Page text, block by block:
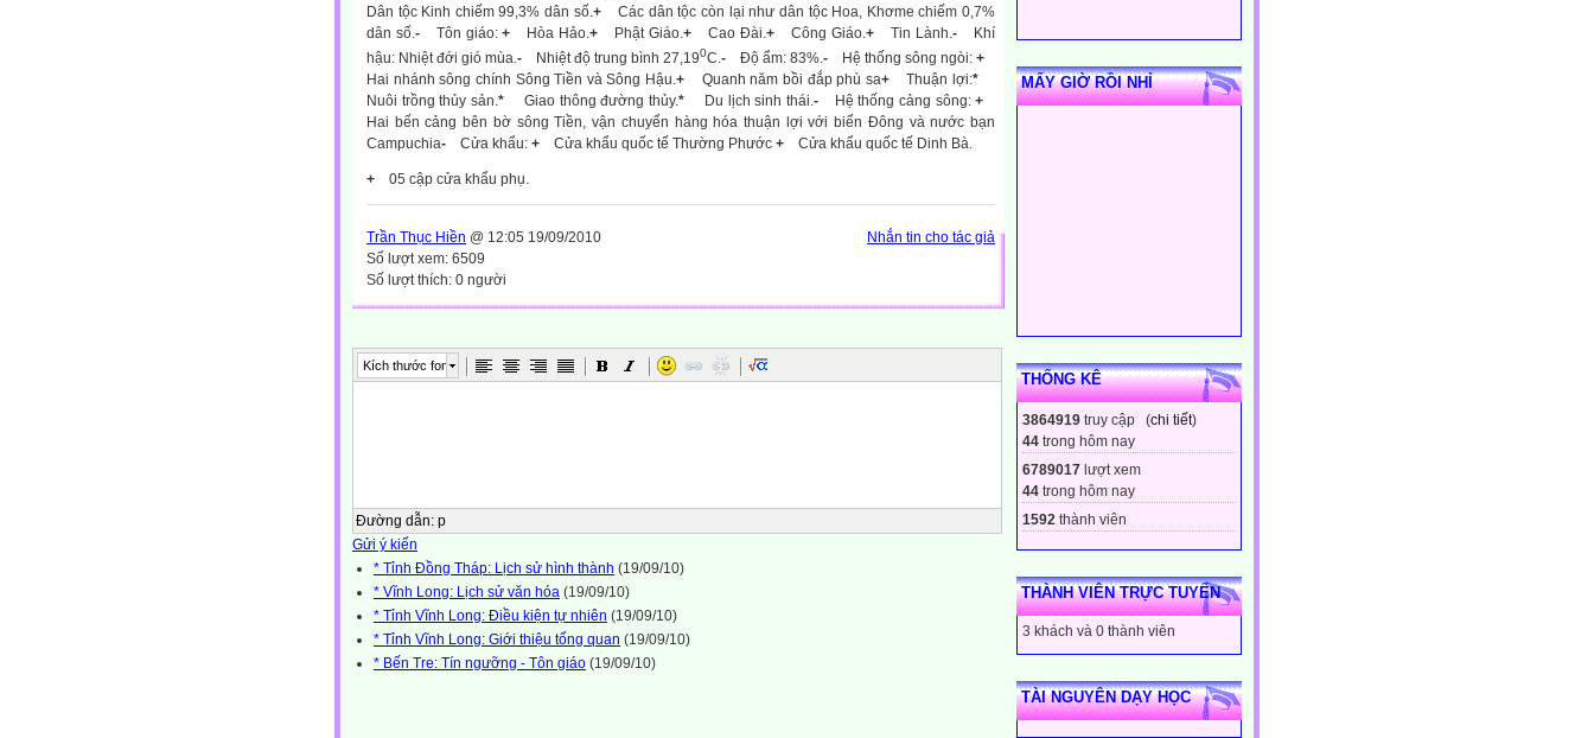
MẤY GIỜ RỒI NHỈ
THỐNG KÊ
3864919 truy cập (chi tiết)
44 trong hôm nay
6789017 lượt xem
44 trong hôm nay
1592 thành viên
THÀNH VIÊN TRỰC TUYẾN
3 khách và 0 thành viên
TÀI NGUYÊN DẠY HỌC
Dân tộc Kinh chiếm 99,3% dân số.+
Các dân tộc còn lại như dân tộc Hoa, Khơme chiếm 0,7%
dân số.- Tôn giáo: + Hòa Hảo.+ Phật Giáo.+ Cao Đài.+ Công Giáo.+ Tin Lành.-
Khí
hậu: Nhiệt đới gió mùa.- Nhiệt độ trung bình 27,190C.- Độ ẩm: 83%.- Hệ thống sông ngòi: +
Hai nhánh sông chính Sông Tiền và Sông Hậu.+ Quanh năm bồi đắp phù sa+ Thuận lợi:*
Nuôi trồng thủy sản.* Giao thông đường thủy.* Du lịch sinh thái.- Hệ thống cảng sông: +
Hai bến cảng bên bờ sông Tiền, vận chuyển hàng hóa thuận lợi với biển Đông và nước bạn
Campuchia- Cửa khẩu: + Cửa khẩu quốc tế Thường Phước + Cửa khẩu quốc tế Dinh Bà.
+ 05 cập cửa khẩu phụ.
Nhắn tin cho tác giả
Trần Thục Hiền @ 12:05 19/09/2010
Số lượt xem: 6509
Số lượt thích: 0 người
Kích thước font
Đường dẫn: p
Gửi ý kiến
* Tỉnh Đồng Tháp: Lịch sử hình thành (19/09/10)
* Vĩnh Long: Lịch sử văn hóa (19/09/10)
* Tỉnh Vĩnh Long: Điều kiện tự nhiên (19/09/10)
* Tỉnh Vĩnh Long: Giới thiệu tổng quan (19/09/10)
* Bến Tre: Tín ngưỡng - Tôn giáo (19/09/10)